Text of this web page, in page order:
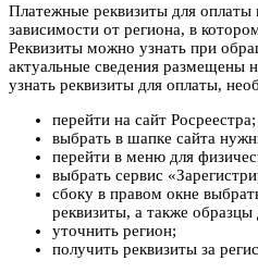
Платежные реквизиты для оплаты
зависимости от региона, в
Реквизиты можно узнать при
актуальные сведения размещены
узнать реквизиты для оплаты,
перейти на сайт Росреестра;
выбрать в шапке сайта
перейти в меню для
выбрать сервис
сбоку в правом окне
реквизиты, а также
уточнить регион;
получить реквизиты за